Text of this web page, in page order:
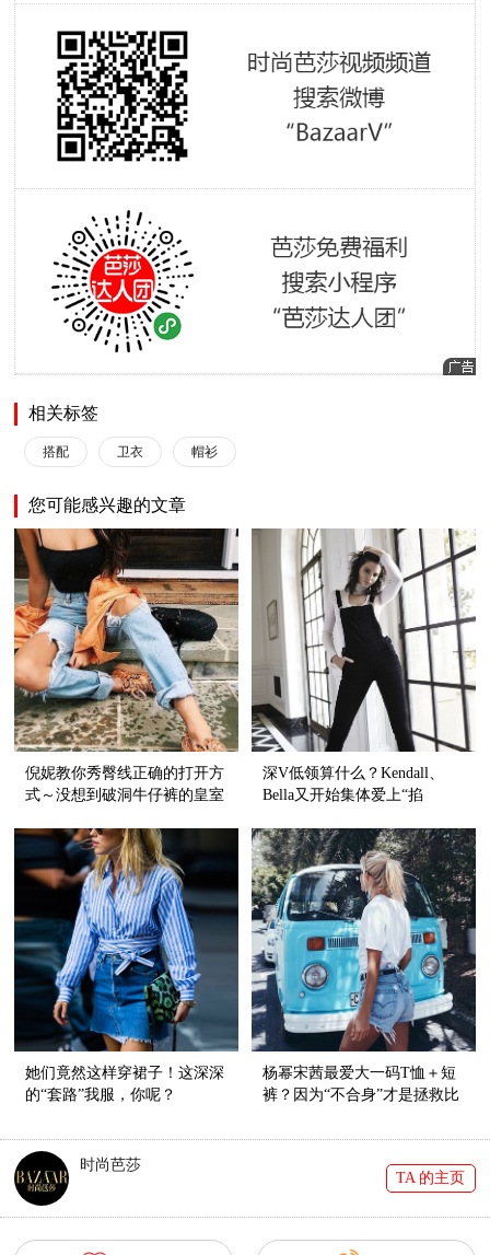
相关标签
搭配 卫衣 帽衫
您可能感兴趣的文章
倪妮教你秀臀线正确的打开方
式～没想到破洞牛仔裤的皇室
深V低领算什么？Kendall、
Bella又开始集体爱上“掐
她们竟然这样穿裙子！这深深
的“套路”我服，你呢？
杨幂宋茜最爱大一码T恤＋短
裤？因为“不合身”才是拯救比
时尚芭莎
TA 的主页